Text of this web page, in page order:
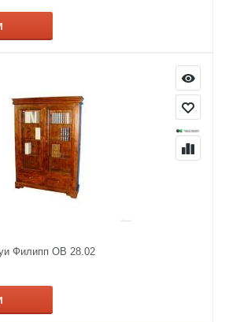
Филипп ОВ 28.02